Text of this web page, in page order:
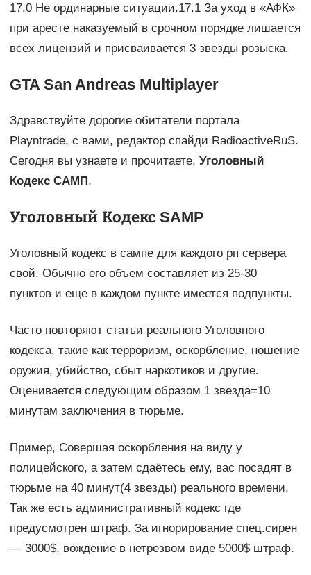
17.0 Не ординарные ситуации.17.1 За уход в «АФК»
при аресте наказуемый в срочном порядке лишается
всех лицензий и присваивается 3 звезды розыска.
GTA San Andreas Multiplayer
Здравствуйте дорогие обитатели портала
Playntrade, с вами, редактор спайди RadioactiveRuS.
Сегодня вы узнаете и прочитаете, Уголовный
Кодекс САМП.
Уголовный Кодекс SAMP
Уголовный кодекс в сампе для каждого рп сервера
свой. Обычно его объем составляет из 25-30
пунктов и еще в каждом пункте имеется подпункты.
Часто повторяют статьи реального Уголовного
кодекса, такие как терроризм, оскорбление, ношение
оружия, убийство, сбыт наркотиков и другие.
Оценивается следующим образом 1 звезда=10
минутам заключения в тюрьме.
Пример, Совершая оскорбления на виду у
полицейского, а затем сдаётесь ему, вас посадят в
тюрьме на 40 минут(4 звезды) реального времени.
Так же есть административный кодекс где
предусмотрен штраф. За игнорирование спец.сирен
— 3000$, вождение в нетрезвом виде 5000$ штраф.